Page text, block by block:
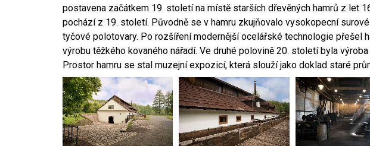
postavena začátkem 19. století na místě starších dřevěných hamrů z let
pochází z 19. století. Původně se v hamru zkujňovalo vysokopecní
tyčové polotovary. Po rozšíření modernější ocelářské technologie přešel
výrobu těžkého kovaného nářadí. Ve druhé polovině 20. století byla
Prostor hamru se stal muzejní expozicí, která slouží jako doklad staré